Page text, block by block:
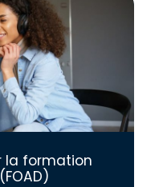
la formation